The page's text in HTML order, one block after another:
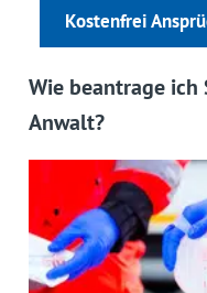
Kostenfrei
Wie beantrage ich
Anwalt?